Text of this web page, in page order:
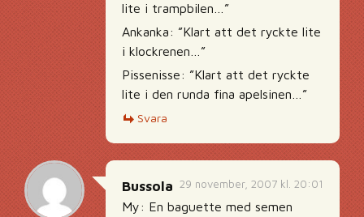
lite i trampbilen…”
Ankanka: ”Klart att det ryckte lite
i klockrenen…”
Pissenisse: ”Klart att det ryckte
lite i den runda fina apelsinen…”
Svara
29 november, 2007 kl. 20:01
Bussola
My: En baguette med semen